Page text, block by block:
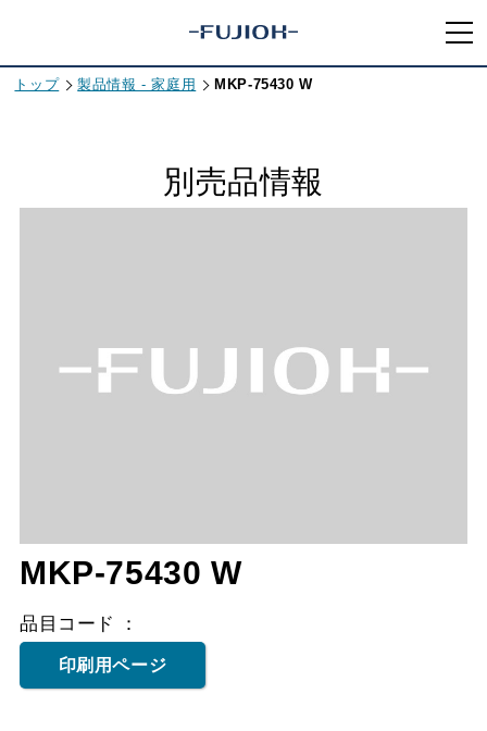
トップ 製品情報 - 家庭用 MKP-75430 W
別売品情報
MKP-75430 W
品目コード
印刷用ページ